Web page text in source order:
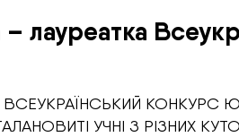
лауреатка
ВСЕУКРАЇНСЬКИЙ КОНКУРС
УЧНІ З РІЗНИХ